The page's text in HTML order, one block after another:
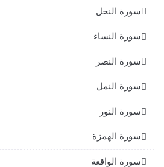
سورة النحل
سورة النساء
سورة النصر
سورة النمل
سورة النور
سورة الهمزة
سورة الواقعة